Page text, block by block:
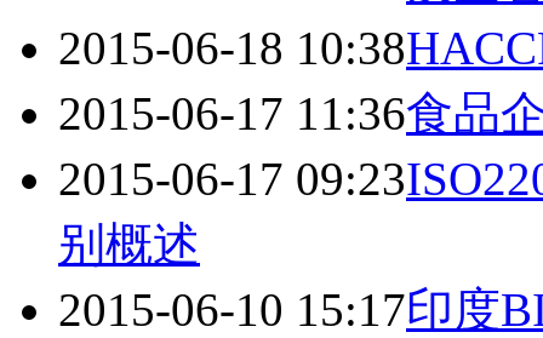
2015-06-18 10:38
2015-06-17 11:36食品
2015-06-17 09:23
别概述
2015-06-10 15:17印度